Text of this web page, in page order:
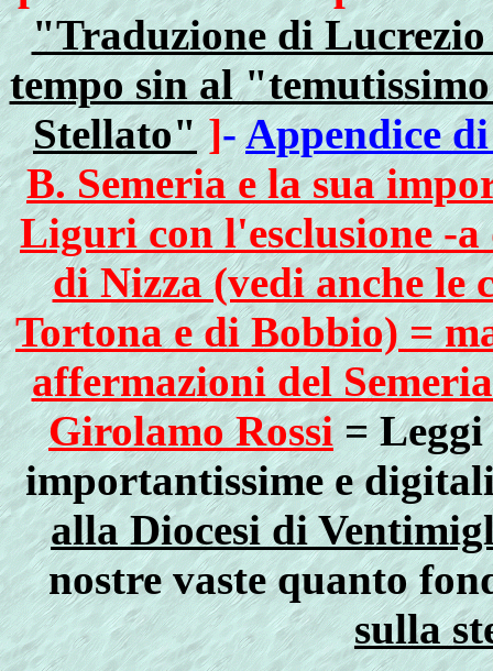
"Traduzione di
tempo sin al
Stellato"]-Appendice
B. Semeria e la sua
Liguri con l'esclusione -
di Nizza (vedi anche le
Tortona e di Bobbio) =
affermazioni del
Girolamo Rossi= Leggi
importantissime e
alla Diocesi di
nostre vaste quanto
sulla